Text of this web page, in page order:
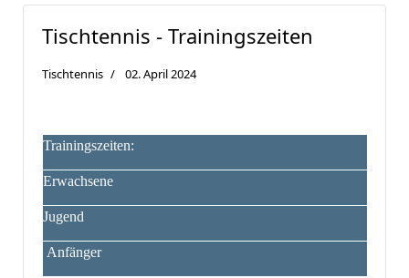
Tischtennis - Trainingszeiten
Tischtennis 02. April 2024
Trainingszeiten:
Erwachsene
Jugend
Anfänger